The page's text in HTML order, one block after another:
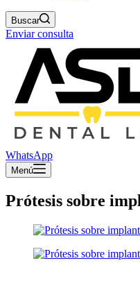
Buscar
Enviar consulta
WhatsApp
Menú
Prótesis sobre